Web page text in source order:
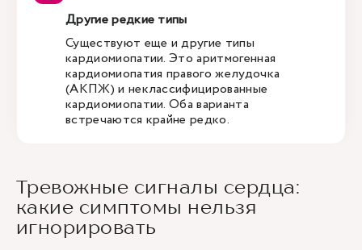
Другие редкие типы
Существуют еще и другие типы
кардиомиопатии. Это аритмогенная
кардиомиопатия правого желудочка
(АКПЖ) и неклассифицированные
кардиомиопатии. Оба варианта
встречаются крайне редко.
Тревожные сигналы сердца:
какие симптомы нельзя
игнорировать